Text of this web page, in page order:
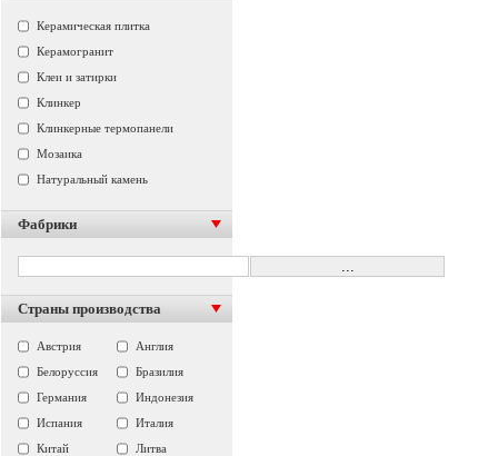
Керамическая плитка
Керамогранит
Клеи и затирки
Клинкер
Клинкерные термопанели
Мозаика
Натуральный камень
Фабрики
Страны производства
Австрия
Англия
Белоруссия
Бразилия
Германия
Индонезия
Испания
Италия
Китай
Литва